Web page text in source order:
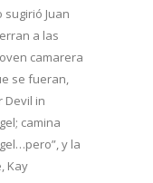
Juan
a las
camarera
se fueran,
Devil in
camina
y la
Kay